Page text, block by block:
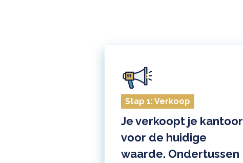
Je verkoopt je kantoor
voor de huidige
waarde. Ondertussen
Stap 1: Verkoop